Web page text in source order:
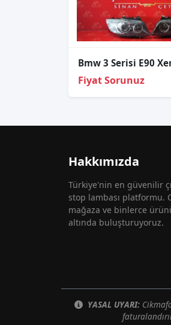
Fiyat Sorunuz
Hakkımızda
Türkiye'nin en güvenilir
stop lambası platformu.
mağaza ve binlerce
altında buluşturuyoruz.
YASAL UYARI: